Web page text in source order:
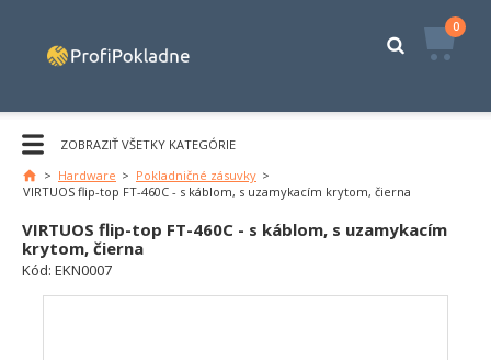
0
ZOBRAZIŤ VŠETKY KATEGÓRIE
> Hardware > Pokladničné zásuvky >
VIRTUOS flip-top FT-460C - s káblom, s uzamykacím krytom, čierna
VIRTUOS flip-top FT-460C - s káblom, s uzamykacím
krytom, čierna
Kód: EKN0007